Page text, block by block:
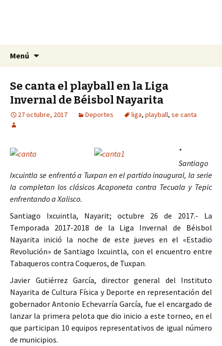
La Yunta de Tepic
La nueva opción en información
Menú
Se canta el playball en la Liga
Invernal de Béisbol Nayarita
27 octubre, 2017 Deportes liga, playball, se canta
*
Santiago
Ixcuintla se enfrentó a Tuxpan en el partido inaugural, la serie
la completan los clásicos Acaponeta contra Tecuala y Tepic
enfrentando a Xalisco.
Santiago Ixcuintla, Nayarit; octubre 26 de 2017.- La
Temporada 2017-2018 de la Liga Invernal de Béisbol
Nayarita inició la noche de este jueves en el «Estadio
Revolución» de Santiago Ixcuintla, con el encuentro entre
Tabaqueros contra Coqueros, de Tuxpan.
Javier Gutiérrez García, director general del Instituto
Nayarita de Cultura Física y Deporte en representación del
gobernador Antonio Echevarría García, fue el encargado de
lanzar la primera pelota que dio inicio a este torneo, en el
que participan 10 equipos representativos de igual número
de municipios.